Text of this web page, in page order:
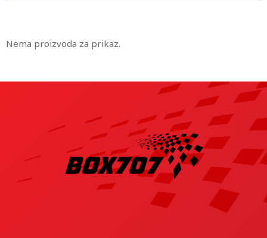
Nema proizvoda za prikaz.